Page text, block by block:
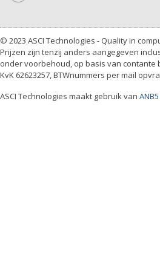
© 2023 ASCI Technologies - Quality in
Prijzen zijn tenzij anders aangegeven
onder voorbehoud, op basis van contante
KvK 62623257, BTWnummers per mail
ASCI Technologies maakt gebruik van